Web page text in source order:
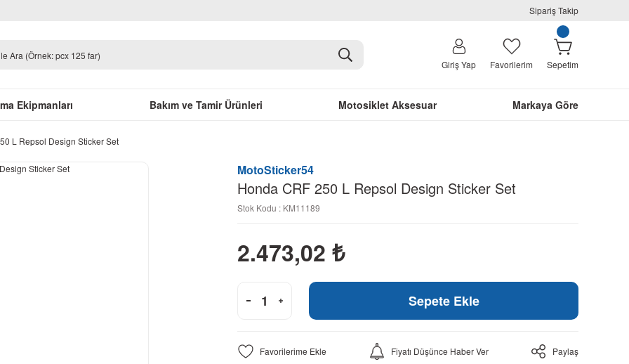
Sipariş Takip
Giriş Yap Favorilerim Sepetim
Ekipmanları Bakım ve Tamir Ürünleri Motosiklet Aksesuar Markaya Göre
L Repsol Design Sticker Set
MotoSticker54
Honda CRF 250 L Repsol Design Sticker Set
Stok Kodu : KM11189
2.473,02 ₺
Sepete Ekle
Fiyatı Düşünce Haber Ver Paylaş